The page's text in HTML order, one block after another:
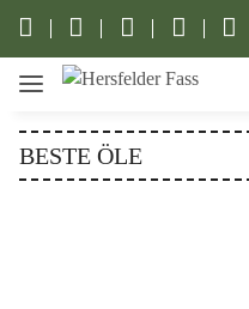
BESTE ÖLE